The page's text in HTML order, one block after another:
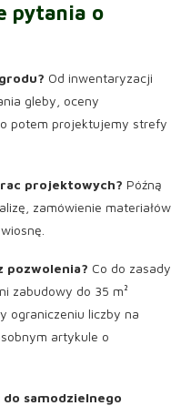
pytania o
Od inwentaryzacji
gleby, oceny
potem projektujemy strefy
projektowych? Późną
zamówienie materiałów
pozwolenia? Co do zasady
zabudowy do 35 m²
ograniczeniu liczby na
artykule o
samodzielnego